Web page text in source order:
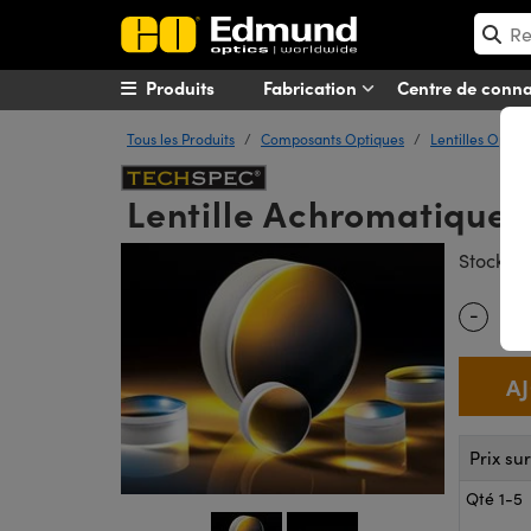
Fabrication Centre de
Produits
Tous les Produits Composants Optiques Lentilles
Lentille Achromatique,
Stock
-
Prix
Qté 1-5